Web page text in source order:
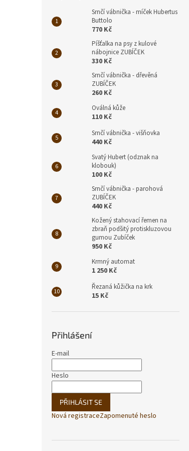
Srnčí vábnička - míček Hubertus
Buttolo
770 Kč
Píšťalka na psy z kulové
nábojnice ZUBÍČEK
330 Kč
Srnčí vábnička - dřevěná
ZUBÍČEK
260 Kč
Oválná kůže
110 Kč
Srnčí vábnička - višňovka
440 Kč
Svatý Hubert (odznak na
klobouk)
100 Kč
Srnčí vábnička - parohová
ZUBÍČEK
440 Kč
Kožený stahovací řemen na
zbraň podšitý protiskluzovou
gumou Zubíček
950 Kč
Krmný automat
1 250 Kč
Řezaná kůžička na krk
15 Kč
Přihlášení
E-mail
Heslo
PŘIHLÁSIT SE
Nová registraceZapomenuté heslo